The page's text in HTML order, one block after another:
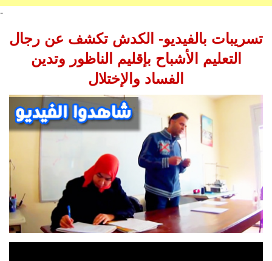
-
تسريبات بالفيديو- الكدش تكشف عن رجال
التعليم الأشباح بإقليم الناظور وتدين
الفساد والإختلال